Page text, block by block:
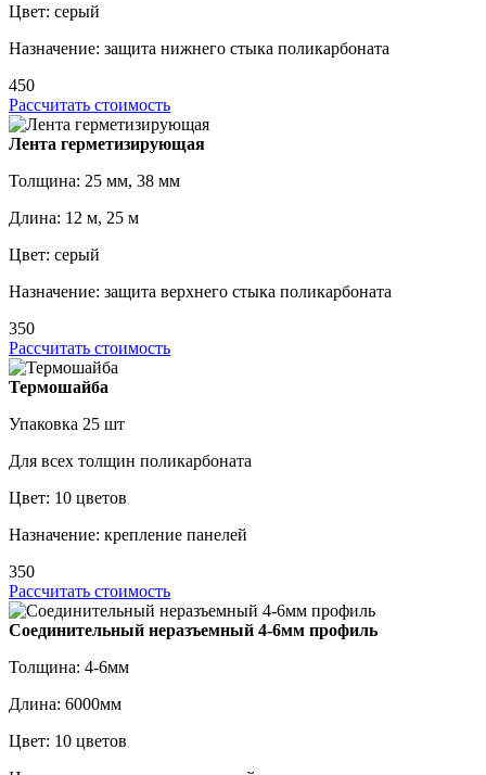
Цвет: серый
Назначение: защита нижнего стыка поликарбоната
450
Рассчитать стоимость
Лента герметизирующая
Толщина: 25 мм, 38 мм
Длина: 12 м, 25 м
Цвет: серый
Назначение: защита верхнего стыка поликарбоната
350
Рассчитать стоимость
Термошайба
Упаковка 25 шт
Для всех толщин поликарбоната
Цвет: 10 цветов
Назначение: крепление панелей
350
Рассчитать стоимость
Соединительный неразъемный 4-6мм профиль
Толщина: 4-6мм
Длина: 6000мм
Цвет: 10 цветов